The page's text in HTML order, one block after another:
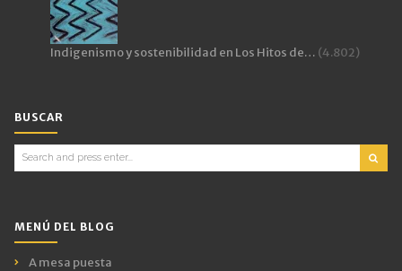
Indigenismo y sostenibilidad en Los Hitos de… (4.802)
BUSCAR
Search
for:
MENÚ DEL BLOG
A mesa puesta